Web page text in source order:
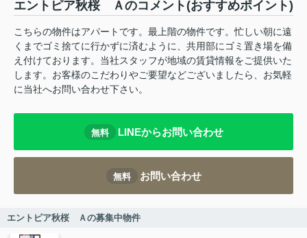
エントピア秋桜 Ａのコメント(おすすめポイント)
こちらの物件はアパートです。最上階の物件です。忙しい朝に遠
くまでゴミ捨てに行かずに済むように、共用部にゴミ置き場を備
え付けております。当社スタッフが地域の賃貸情報をご提供いた
します。お客様のこだわりやご要望などございましたら、お気軽
に当社へお問い合わせ下さい。
無料 LINEからお問い合わせ
無料 お問い合わせ
エントピア秋桜 Ａの募集中物件